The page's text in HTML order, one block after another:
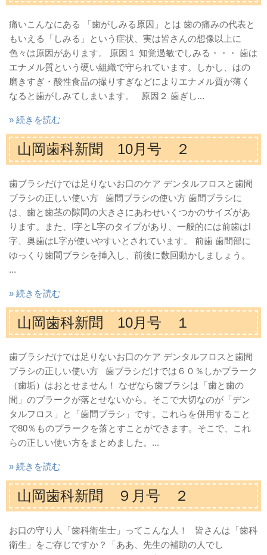
痛いこんなにある 「歯がしみる原因」とは 歯の痛みの代表と
もいえる「しみる」という症状、実は皆さんの想像以上に
色々は原因があります。 原因１ 知覚過敏でしみる・・・ 歯は
エナメル質という硬い組織で守られています。しかし、はの
磨きすぎ・酸性食品の撮りすぎなどによりエナメル質が薄く
なると歯がしみてしまいます。 原因２ 歯ぎし...
» 続きを読む
山岡歯科新聞 10月号 ２
歯ブラシだけでは足りないお口のケア デンタルフロスと歯間
ブラシの正しい使い方 歯間ブラシの使い方 歯間ブラシに
は、歯と歯茎の隙間の大きさにあわせいくつかのサイズがあ
ります。また、I字とL字のタイプがあり、一般的には前歯はI
字、奥歯はL字が使いやすいとされています。 前歯 歯間部に
ゆっくり歯間ブラシを挿入し、前後に数回動かしましょう。
...
» 続きを読む
山岡歯科新聞 10月号 １
歯ブラシだけでは足りないお口のケア デンタルフロスと歯間
ブラシの正しい使い方 歯ブラシだけでは６０％しかプラーク
（歯垢）はおとせません！ なぜなら歯ブラシは「歯と歯の
間」のプラークが落とせないから。そこで大切なのが「デン
タルフロス」と「歯間ブラシ」です。これらを併用すること
で80％ものプラークを落とすことができます。そこで、これ
らの正しい使い方をまとめました。...
» 続きを読む
山岡歯科新聞 ９月号 ２
お口の守り人「歯科衛生士」ってこんな人！ 皆さんは「歯科
衛生」をご存じですか？「ああ、先生の補助の人でし